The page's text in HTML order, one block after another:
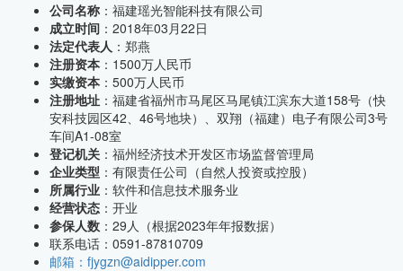
公司名称 ：福建瑶光智能科技有限公司
成立时间 ：2018年03月22日
法定代表人 ：郑燕
注册资本 ：1500万人民币
实缴资本 ：500万人民币
注册地址 ：福建省福州市马尾区马尾镇江滨东大道158号（快
安科技园区42、46号地块）、双翔（福建）电子有限公司3号
车间A1-08室
登记机关 ：福州经济技术开发区市场监督管理局
企业类型 ：有限责任公司（自然人投资或控股）
所属行业 ：软件和信息技术服务业
经营状态 ：开业
参保人数 ：29人（根据2023年年报数据）
联系电话：0591-87810709
邮箱：fjygzn@aidipper.com